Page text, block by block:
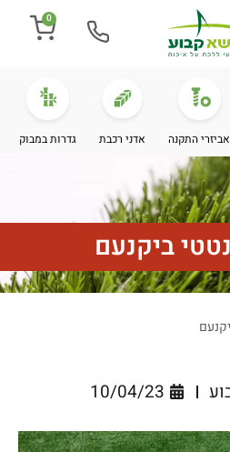
0
אביזרי התקנה אדני רכבת גדרות במבוק
ביקנעם
10/04/23